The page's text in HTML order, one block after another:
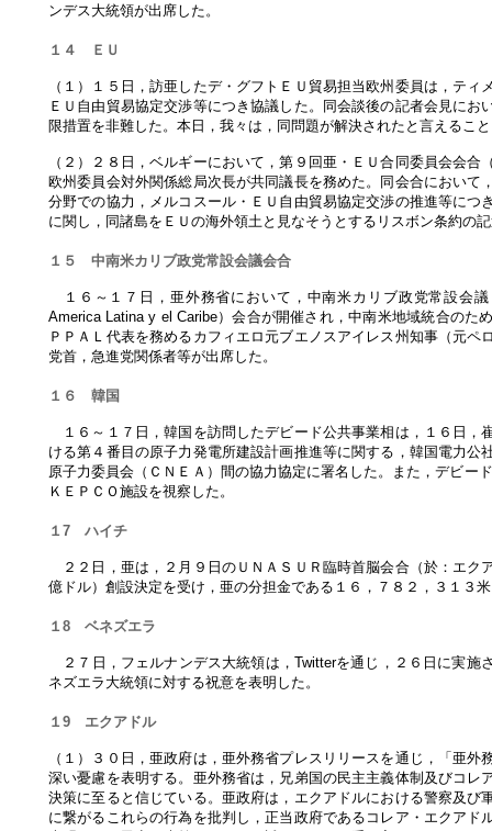
ンデス大統領が出席した。
１４ ＥＵ
（１）１５日，訪亜したデ・グフトＥＵ貿易担当欧州委員は，テ
ＥＵ自由貿易協定交渉等につき協議した。同会談後の記者会見に
限措置を非難した。本日，我々は，同問題が解決されたと言えるこ
（２）２８日，ベルギーにおいて，第９回亜・ＥＵ合同委員会会
欧州委員会対外関係総局次長が共同議長を務めた。同会合におい
分野での協力，メルコスール・ＥＵ自由貿易協定交渉の推進等に
に関し，同諸島をＥＵの海外領土と見なそうとするリスボン条約の
１５ 中南米カリブ政党常設会議会合
１６～１７日，亜外務省において，中南米カリブ政党常設会議
America Latina y el Caribe）会合が開催され，中南米地域統合の
ＰＰＡＬ代表を務めるカフィエロ元ブエノスアイレス州知事（元
党首，急進党関係者等が出席した。
１６ 韓国
１６～１７日，韓国を訪問したデビード公共事業相は，１６日，
ける第４番目の原子力発電所建設計画推進等に関する，韓国電力
原子力委員会（ＣＮＥＡ）間の協力協定に署名した。また，デビー
ＫＥＰＣＯ施設を視察した。
１7 ハイチ
２２日，亜は，２月９日のＵＮＡＳＵＲ臨時首脳会合（於：エク
億ドル）創設決定を受け，亜の分担金である１６，７８２，３１３
１8 ベネズエラ
２７日，フェルナンデス大統領は，Twitterを通じ，２６日に実施
ネズエラ大統領に対する祝意を表明した。
１9 エクアドル
（１）３０日，亜政府は，亜外務省プレスリリースを通じ，「亜
深い憂慮を表明する。亜外務省は，兄弟国の民主主義体制及びコ
決策に至ると信じている。亜政府は，エクアドルにおける警察及
に繋がるこれらの行為を批判し，正当政府であるコレア・エクア